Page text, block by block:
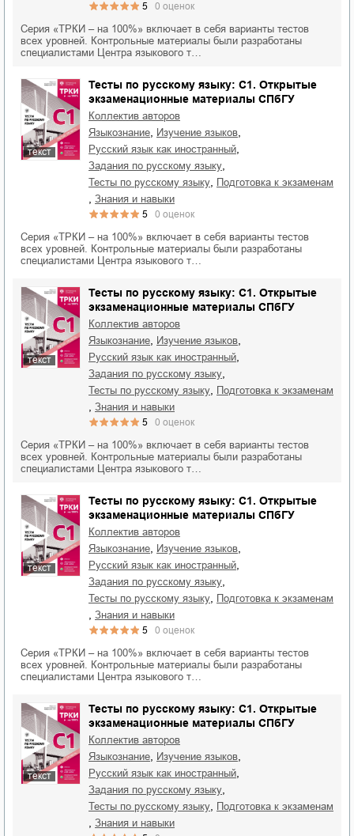
5 0 оценок
Серия «ТРКИ – на 100%» включает в себя варианты тестов
всех уровней. Контрольные материалы были разработаны
специалистами Центра языкового т…
текст
Тесты по русскому языку: C1. Открытые
экзаменационные материалы СПбГУ
Коллектив авторов
языкознание
изучение языков
русский язык как иностранный
задания по русскому языку
тесты по русскому языку подготовка к экзаменам
знания и навыки
5 0 оценок
Серия «ТРКИ – на 100%» включает в себя варианты тестов
всех уровней. Контрольные материалы были разработаны
специалистами Центра языкового т…
текст
Тесты по русскому языку: C1. Открытые
экзаменационные материалы СПбГУ
Коллектив авторов
языкознание
изучение языков
русский язык как иностранный
задания по русскому языку
тесты по русскому языку подготовка к экзаменам
знания и навыки
5 0 оценок
Серия «ТРКИ – на 100%» включает в себя варианты тестов
всех уровней. Контрольные материалы были разработаны
специалистами Центра языкового т…
текст
Тесты по русскому языку: C1. Открытые
экзаменационные материалы СПбГУ
Коллектив авторов
языкознание
изучение языков
русский язык как иностранный
задания по русскому языку
тесты по русскому языку подготовка к экзаменам
знания и навыки
5 0 оценок
Серия «ТРКИ – на 100%» включает в себя варианты тестов
всех уровней. Контрольные материалы были разработаны
специалистами Центра языкового т…
текст
Тесты по русскому языку: C1. Открытые
экзаменационные материалы СПбГУ
Коллектив авторов
языкознание
изучение языков
русский язык как иностранный
задания по русскому языку
тесты по русскому языку подготовка к экзаменам
знания и навыки